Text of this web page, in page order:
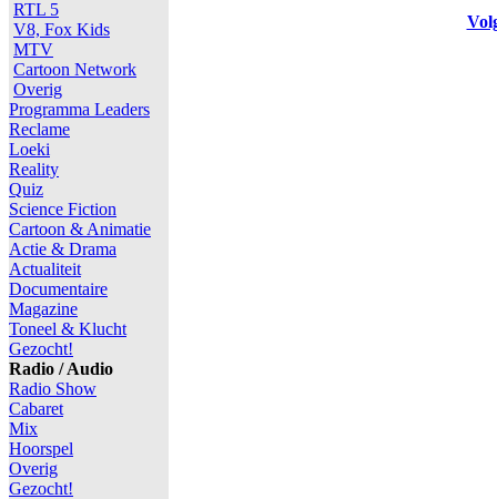
RTL 5
V8, Fox Kids
MTV
Cartoon Network
Overig
Programma Leaders
Reclame
Loeki
Reality
Quiz
Science Fiction
Cartoon & Animatie
Actie & Drama
Actualiteit
Documentaire
Magazine
Toneel & Klucht
Gezocht!
Radio / Audio
Radio Show
Cabaret
Mix
Hoorspel
Overig
Gezocht!